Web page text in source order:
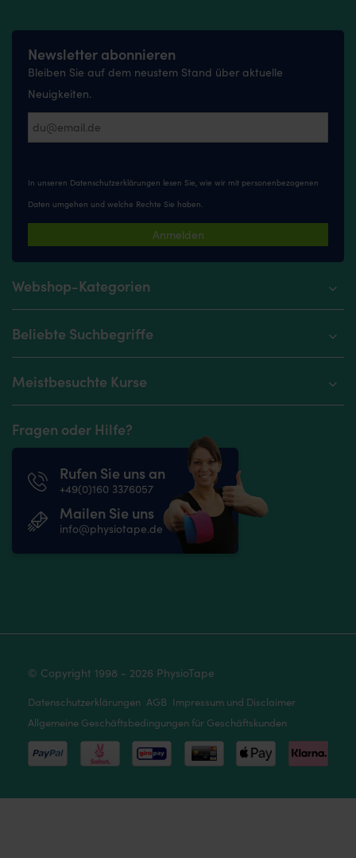
Newsletter abonnieren
Bleiben Sie auf dem neustem Stand über aktuelle
Neuigkeiten.
In unseren Datenschutzerklärungen lesen Sie, wie wir mit personenbezogenen
Daten umgehen und welche Rechte Sie haben.
Anmelden
Webshop-Kategorien
Beliebte Suchbegriffe
Meistbesuchte Kurse
Fragen oder Hilfe?
Rufen Sie uns an
+49(0)160 3376057
Mailen Sie uns
info@physiotape.de
© Copyright 1998 - 2026 PhysioTape
Datenschutzerklärungen AGB Impressum und Disclaimer
Allgemeine Geschäftsbedingungen für Geschäftskunden